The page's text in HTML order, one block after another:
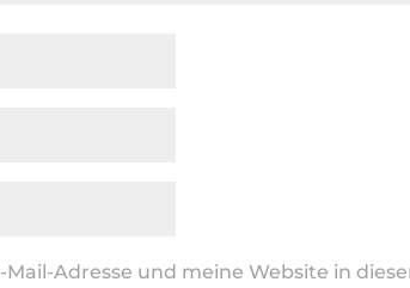
Adresse und meine Website in